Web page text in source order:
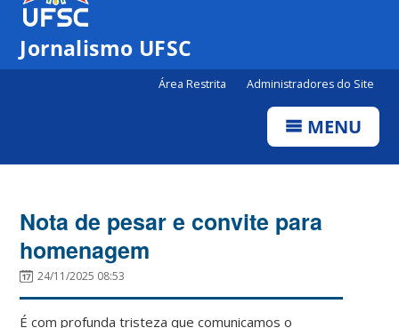
Jornalismo UFSC
Área Restrita Administradores do Site
MENU
Nota de pesar e convite para
homenagem
24/11/2025 08:53
É com profunda tristeza que comunicamos o